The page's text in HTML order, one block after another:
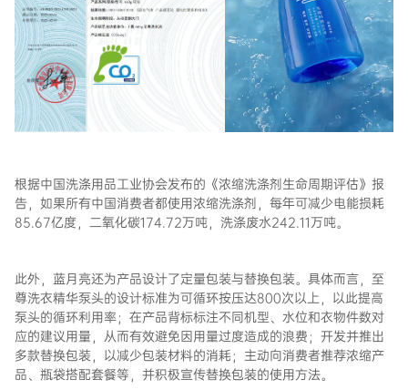
根据中国洗涤用品工业协会发布的《浓缩洗涤剂生命周期评估》报
告，如果所有中国消费者都使用浓缩洗涤剂，每年可减少电能损耗
85.67亿度，二氧化碳174.72万吨，洗涤废水242.11万吨。
此外，蓝月亮还为产品设计了定量包装与替换包装。具体而言，至
尊洗衣精华泵头的设计标准为可循环按压达800次以上，以此提高
泵头的循环利用率；在产品背标标注不同机型、水位和衣物件数对
应的建议用量，从而有效避免因用量过度造成的浪费；开发并推出
多款替换包装，以减少包装材料的消耗；主动向消费者推荐浓缩产
品、瓶袋搭配套餐等，并积极宣传替换包装的使用方法。